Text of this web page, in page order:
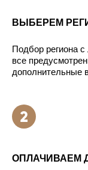
ВЫБЕРЕМ
Подбор региона
все
дополнительные
ОПЛАЧИВАЕМ